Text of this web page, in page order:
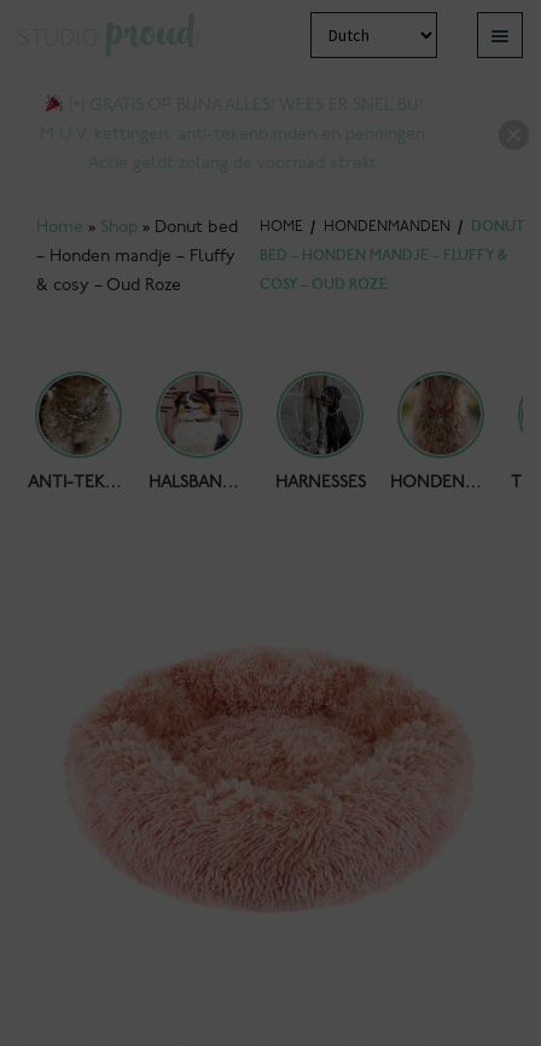
door
naar
Menu
Home » Shop » Donut bed
– Honden mandje – Fluffy
& cosy – Oud Roze
HOME / HONDENMANDEN / DONUT
BED – HONDEN MANDJE – FLUFFY &
COSY – OUD ROZE
ANTI-TEKENBAND HALSBANDEN HARNESSES HONDENKETTING